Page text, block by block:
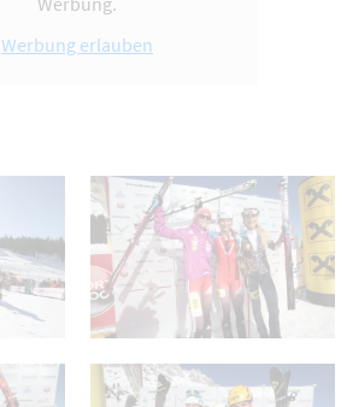
Werbung erlauben